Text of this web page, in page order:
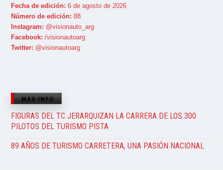
Fecha de edición: 6 de agosto de 2026
Número de edición: 88
Instagram: @visionauto_arg
Facebook: /visionautoarg
Twitter: @visionautoarg
MÁS INFO
FIGURAS DEL TC JERARQUIZAN LA CARRERA DE LOS 300
PILOTOS DEL TURISMO PISTA
89 AÑOS DE TURISMO CARRETERA, UNA PASIÓN NACIONAL